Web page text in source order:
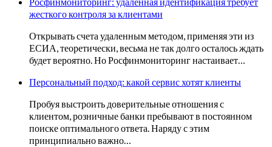
жесткого контроля за клиентами
Открывать счета удаленным методом, применяя эти из
ЕСИА, теоретически, весьма не так долго осталось ждать
будет вероятно. Но Росфинмониторинг настаивает…
Персональный подход: какой сервис хотят клиенты
Пробуя выстроить доверительные отношения с
клиентом, розничные банки пребывают в постоянном
поиске оптимального ответа. Наряду с этим
принципиально важно…